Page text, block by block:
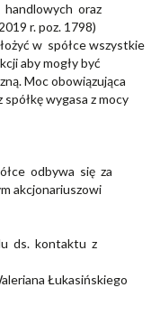
oraz
r. poz. 1798)
w spółce wszystkie
aby mogły być
Moc obowiązująca
wygasa z mocy
odbywa się za
akcjonariuszowi
ds. kontaktu z
Łukasińskiego